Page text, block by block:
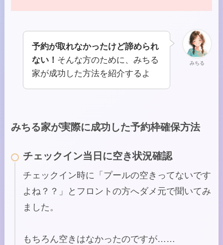
みちる
予約が取れなかったけど諦められ
ない！ そんな方のために、みちる
家が成功した方法を紹介するよ
みちる家が実際に成功した予約枠確保方法
チェックイン当日に空き状況確認
チェックイン時に「プールの空きってないです
よね？？」とフロントの方へダメ元で聞いてみ
ました。
もちろん空きはなかったのですが……